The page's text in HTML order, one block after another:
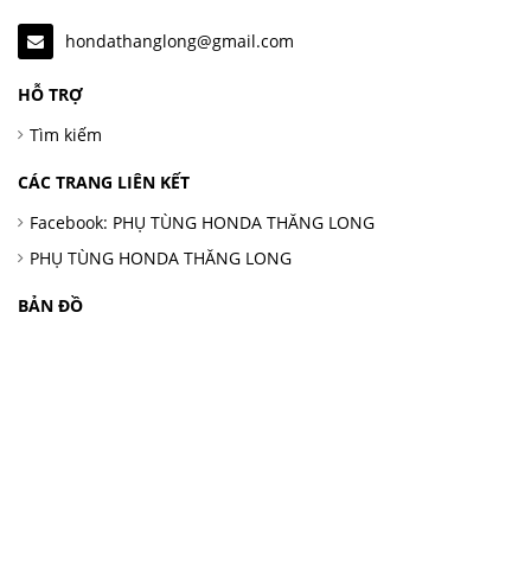
hondathanglong@gmail.com
HỖ TRỢ
Tìm kiếm
CÁC TRANG LIÊN KẾT
Facebook: PHỤ TÙNG HONDA THĂNG LONG
PHỤ TÙNG HONDA THĂNG LONG
BẢN ĐỒ